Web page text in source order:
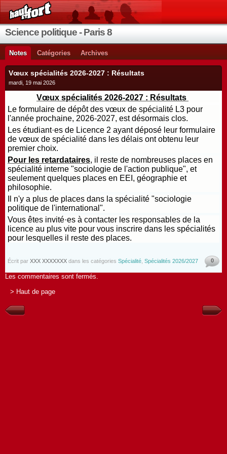
Science politique - Paris 8
Notes Catégories Archives
Vœux spécialités 2026-2027 : Résultats
mardi, 19 mai 2026
Vœux spécialités 2026-2027 : Résultats
Le formulaire de dépôt des vœux de spécialité L3 pour
l'année prochaine, 2026-2027, est désormais clos.
Les étudiant·es de Licence 2 ayant déposé leur formulaire
de vœux de spécialité dans les délais ont obtenu leur
premier choix.
Pour les retardataires, il reste de nombreuses places en
spécialité interne "sociologie de l'action publique", et
seulement quelques places en EEI, géographie et
philosophie.
Il n'y a plus de places dans la spécialité "sociologie
politique de l'international".
Vous êtes invité·es à contacter les responsables de la
licence au plus vite pour vous inscrire dans les spécialités
pour lesquelles il reste des places.
Écrit par XXX XXXXXXX dans les catégories Spécialité Spécialités 2026/2027 0
Les commentaires sont fermés.
> Haut de page